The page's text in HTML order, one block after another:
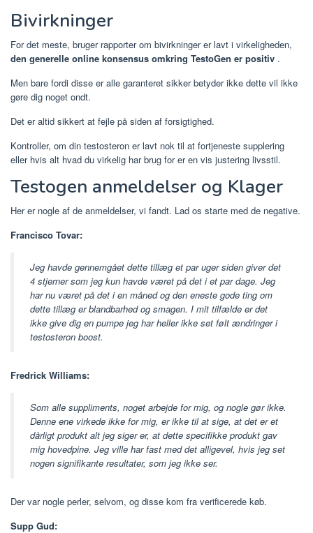
Bivirkninger
For det meste, bruger rapporter om bivirkninger er lavt i virkeligheden,
den generelle online konsensus omkring TestoGen er positiv .
Men bare fordi disse er alle garanteret sikker betyder ikke dette vil ikke
gøre dig noget ondt.
Det er altid sikkert at fejle på siden af ​​forsigtighed.
Kontroller, om din testosteron er lavt nok til at fortjeneste supplering
eller hvis alt hvad du virkelig har brug for er en vis justering livsstil.
Testogen anmeldelser og Klager
Her er nogle af de anmeldelser, vi fandt. Lad os starte med de negative.
Francisco Tovar:
Jeg havde gennemgået dette tillæg et par uger siden giver det
4 stjerner som jeg kun havde været på det i et par dage. Jeg
har nu været på det i en måned og den eneste gode ting om
dette tillæg er blandbarhed og smagen. I mit tilfælde er det
ikke give dig en pumpe jeg har heller ikke set følt ændringer i
testosteron boost.
Fredrick Williams:
Som alle suppliments, noget arbejde for mig, og nogle gør ikke.
Denne ene virkede ikke for mig, er ikke til at sige, at det er et
dårligt produkt alt jeg siger er, at dette specifikke produkt gav
mig hovedpine. Jeg ville har fast med det alligevel, hvis jeg set
nogen signifikante resultater, som jeg ikke ser.
Der var nogle perler, selvom, og disse kom fra verificerede køb.
Supp Gud: